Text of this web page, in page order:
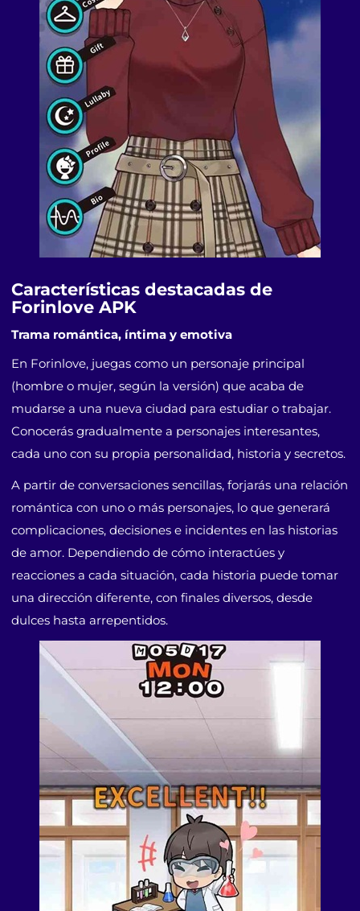
Características destacadas de
Forinlove APK
Trama romántica, íntima y emotiva
En Forinlove, juegas como un personaje principal
(hombre o mujer, según la versión) que acaba de
mudarse a una nueva ciudad para estudiar o trabajar.
Conocerás gradualmente a personajes interesantes,
cada uno con su propia personalidad, historia y secretos.
A partir de conversaciones sencillas, forjarás una relación
romántica con uno o más personajes, lo que generará
complicaciones, decisiones e incidentes en las historias
de amor. Dependiendo de cómo interactúes y
reacciones a cada situación, cada historia puede tomar
una dirección diferente, con finales diversos, desde
dulces hasta arrepentidos.